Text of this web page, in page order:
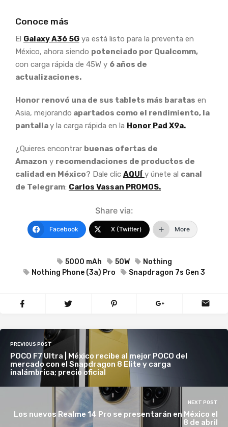
Conoce más
El Galaxy A36 5G ya está listo para la preventa en
México, ahora siendo potenciado por Qualcomm,
con carga rápida de 45W y 6 años de
actualizaciones.
Honor renovó una de sus tablets más baratas en
Asia, mejorando apartados como el rendimiento, la
pantallay la carga rápida en la Honor Pad X9a.
¿Quieres encontrar buenas ofertas de
Amazon y recomendaciones de productos de
calidad en México? Dale clic AQUÍ y únete al canal
de Telegram: Carlos Vassan PROMOS.
Share via:
Facebook X (Twitter) More
5000 mAh 50W
Nothing
Nothing Phone (3a) Pro
Snapdragon 7s Gen 3
PREVIOUS POST
POCO F7 Ultra | México recibe al mejor POCO del
mercado con el Snapdragon 8 Elite y carga
inalámbrica; precio oficial
NEXT POST
Los nuevos Realme 14 Pro se presentarán en México el
8 de abril